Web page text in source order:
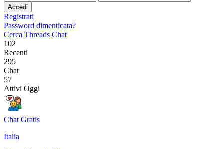
Accedi
Registrati
Password dimenticata?
Cerca Threads Chat
102
Recenti
295
Chat
57
Attivi Oggi
Chat Gratis
Italia